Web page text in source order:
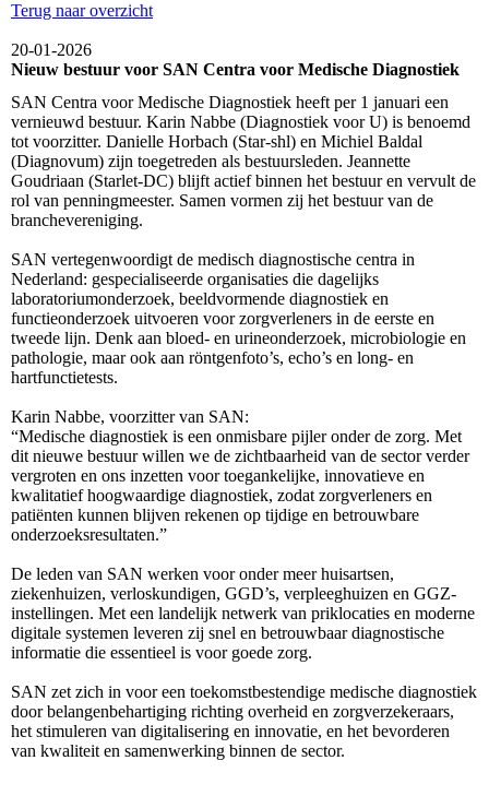
Terug naar overzicht
20-01-2026
Nieuw bestuur voor SAN Centra voor Medische Diagnostiek
SAN Centra voor Medische Diagnostiek heeft per 1 januari een
vernieuwd bestuur. Karin Nabbe (Diagnostiek voor U) is benoemd
tot voorzitter. Danielle Horbach (Star-shl) en Michiel Baldal
(Diagnovum) zijn toegetreden als bestuursleden. Jeannette
Goudriaan (Starlet-DC) blijft actief binnen het bestuur en vervult de
rol van penningmeester. Samen vormen zij het bestuur van de
branchevereniging.
SAN vertegenwoordigt de medisch diagnostische centra in
Nederland: gespecialiseerde organisaties die dagelijks
laboratoriumonderzoek, beeldvormende diagnostiek en
functieonderzoek uitvoeren voor zorgverleners in de eerste en
tweede lijn. Denk aan bloed- en urineonderzoek, microbiologie en
pathologie, maar ook aan röntgenfoto’s, echo’s en long- en
hartfunctietests.
Karin Nabbe, voorzitter van SAN:
“Medische diagnostiek is een onmisbare pijler onder de zorg. Met
dit nieuwe bestuur willen we de zichtbaarheid van de sector verder
vergroten en ons inzetten voor toegankelijke, innovatieve en
kwalitatief hoogwaardige diagnostiek, zodat zorgverleners en
patiënten kunnen blijven rekenen op tijdige en betrouwbare
onderzoeksresultaten.”
De leden van SAN werken voor onder meer huisartsen,
ziekenhuizen, verloskundigen, GGD’s, verpleeghuizen en GGZ-
instellingen. Met een landelijk netwerk van priklocaties en moderne
digitale systemen leveren zij snel en betrouwbaar diagnostische
informatie die essentieel is voor goede zorg.
SAN zet zich in voor een toekomstbestendige medische diagnostiek
door belangenbehartiging richting overheid en zorgverzekeraars,
het stimuleren van digitalisering en innovatie, en het bevorderen
van kwaliteit en samenwerking binnen de sector.